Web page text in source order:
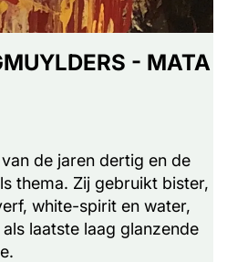
- MATA
de jaren dertig en de
thema. Zij gebruikt bister,
white-spirit en water,
laatste laag glanzende